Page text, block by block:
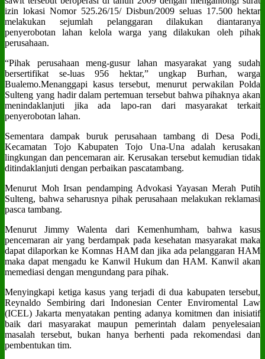
izin lokasi Nomor 525.26/15/ Disbun/2009 seluas 17.500 hektar
melakukan sejumlah pelanggaran dilakukan diantaranya
penyerobotan lahan kelola warga yang dilakukan oleh pihak
perusahaan.
“Pihak perusahaan meng-gusur lahan masyarakat yang sudah
bersertifikat se-luas 956 hektar,” ungkap Burhan, warga
Bualemo.Menanggapi kasus tersebut, menurut perwakilan Polda
Sulteng yang hadir dalam pertemuan tersebut bahwa pihaknya akan
menindaklanjuti jika ada lapo-ran dari masyarakat terkait
penyerobotan lahan.
Sementara dampak buruk perusahaan tambang di Desa Podi,
Kecamatan Tojo Kabupaten Tojo Una-Una adalah kerusakan
lingkungan dan pencemaran air. Kerusakan tersebut kemudian tidak
ditindaklanjuti dengan perbaikan pascatambang.
Menurut Moh Irsan pendamping Advokasi Yayasan Merah Putih
Sulteng, bahwa seharusnya pihak perusahaan melakukan reklamasi
pasca tambang.
Menurut Jimmy Walenta dari Kemenhumham, bahwa kasus
pencemaran air yang berdampak pada kesehatan masyarakat maka
dapat dilaporkan ke Komnas HAM dan jika ada pelanggaran HAM
maka dapat mengadu ke Kanwil Hukum dan HAM. Kanwil akan
memediasi dengan mengundang para pihak.
Menyingkapi ketiga kasus yang terjadi di dua kabupaten tersebut,
Reynaldo Sembiring dari Indonesian Center Enviromental Law
(ICEL) Jakarta menyatakan penting adanya komitmen dan inisiatif
baik dari masyarakat maupun pemerintah dalam penyelesaian
masalah tersebut, bukan hanya berhenti pada rekomendasi dan
pembentukan tim.